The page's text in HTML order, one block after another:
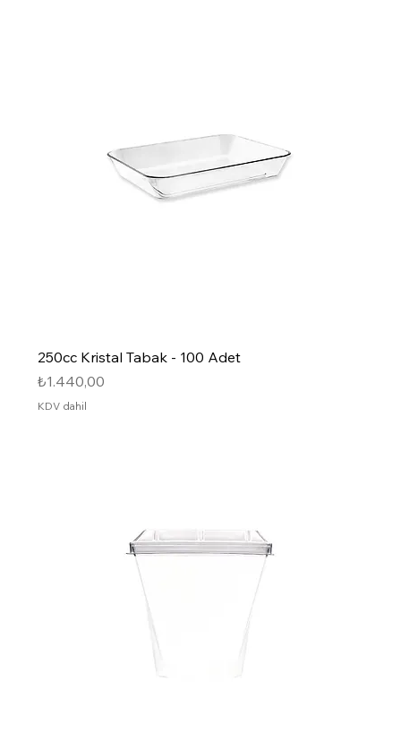
250cc Kristal Tabak - 100 Adet
Fiyat
₺1.440,00
KDV dahil